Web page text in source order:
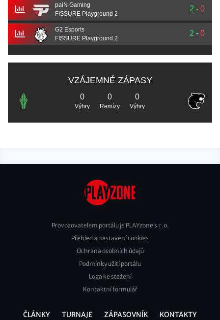
paiN Gaming
FISSURE Playground 2
2 - 0
G2 Esports
FISSURE Playground 2
2 - 0
VZÁJEMNÉ ZÁPASY
0
Výhry
0
Remízy
0
Výhry
Footer
Provozovatelem portálu je PLAYzone s.r.o.
Přehled a nastavení cookies
Ochrana osobních údajů
Podmínky užití portálu
Loga ke stažení
Kontaktní formulář
ČLÁNKY TURNAJE ZÁPASOVNÍK KONTAKTY